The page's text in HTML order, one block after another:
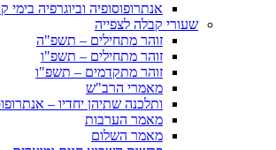
אנתרופוסופיה וביוגרפיה בימי
שעורי קבלה לצפייה
זוהר מתחילים – תשפ"ה
זוהר מתחילים – תשפ"ו
זוהר מתקדמים – תשפ"ו
מאמרי הרב"ש
ותלכנה שתיהן יחדיו –
מאמר הערבות
מאמר השלום